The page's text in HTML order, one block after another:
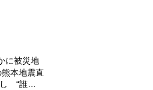
に被災地
本地震直
“誰に